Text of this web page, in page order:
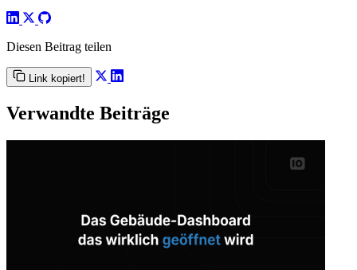
Diesen Beitrag teilen
Link kopiert!
Verwandte Beiträge